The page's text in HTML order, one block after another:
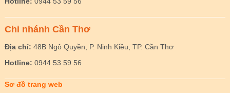
Chi nhánh Cần Thơ
Địa chỉ: 48B Ngô Quyền, P. Ninh Kiều, TP. Cần Thơ
Hotline: 0944 53 59 56
Sơ đồ trang web